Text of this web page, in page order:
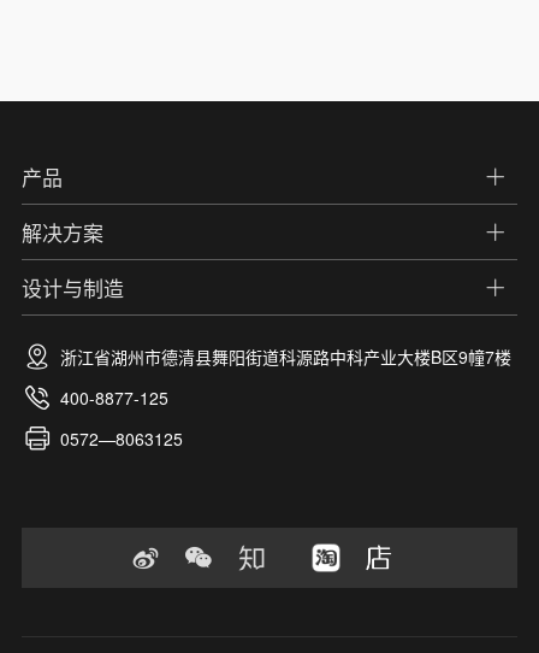
产品
解决方案
设计与制造
浙江省湖州市德清县舞阳街道科源路中科产业大楼B区9幢7楼
400-8877-125
0572—8063125